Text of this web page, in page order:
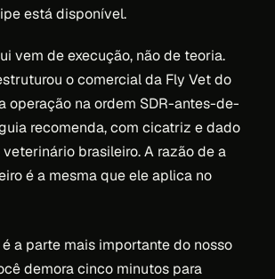
está disponível.
vem de execução, não de teoria.
o comercial da Fly Vet do
operação na ordem SDR-antes-de-
recomenda, com cicatriz e dado
brasileiro. A razão de a
é a mesma que ele aplica no
é a parte mais importante do nosso
demora cinco minutos para